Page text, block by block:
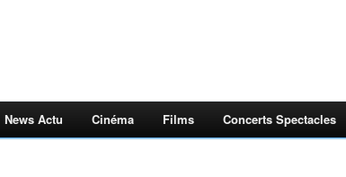
News Actu Cinéma Films Concerts Spectacles